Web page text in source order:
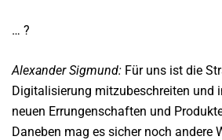
… ?
Alexander Sigmund: Für uns ist die
Digitalisierung mitzubeschreiten und
neuen Errungenschaften und
Daneben mag es sicher noch andere